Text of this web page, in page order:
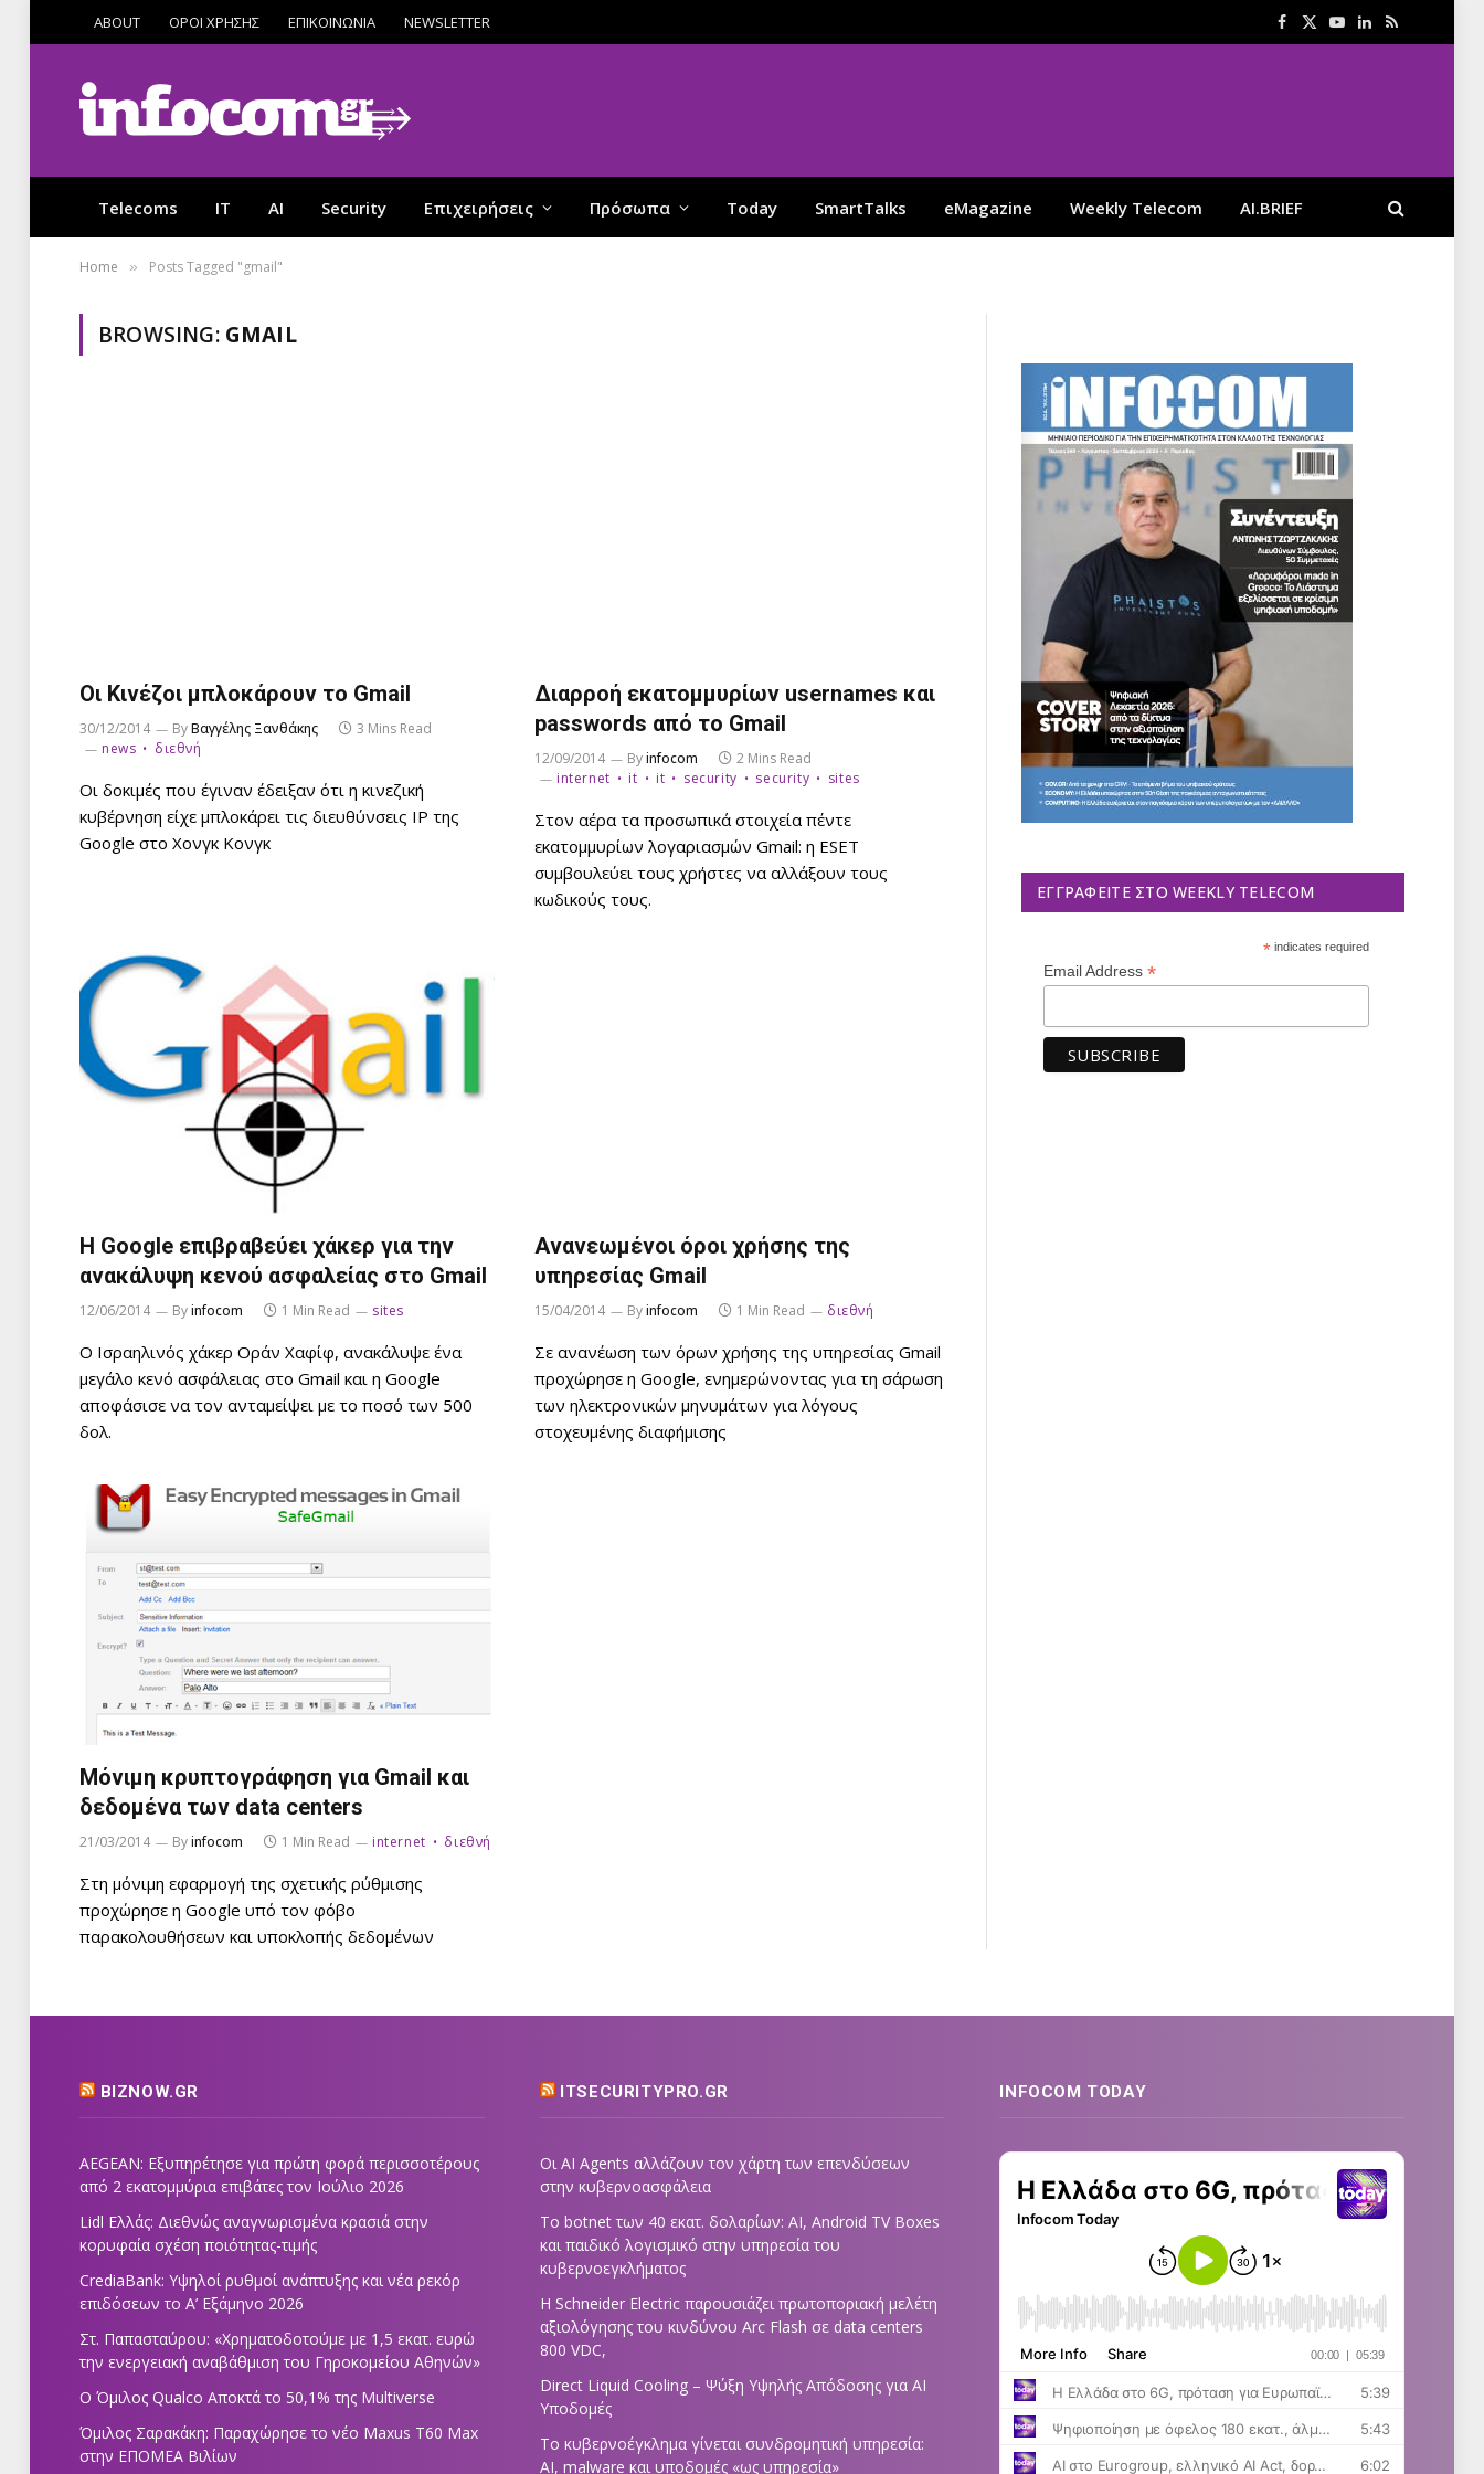
ABOUT ΟΡΟΙ ΧΡΗΣΗΣ ΕΠΙΚΟΙΝΩΝΙΑ NEWSLETTER Facebook
X
YouTube
LinkedIn
RSS
Telecoms IT AI Security Επιχειρήσεις Πρόσωπα Today SmartTalks eMagazine Weekly Telecom AI.BRIEF
Home » Posts Tagged "gmail"
BROWSING: GMAIL
Οι Κινέζoι μπλοκάρουν το Gmail
30/12/2014 ByΒαγγέλης Ξανθάκης
3 Mins Read
news
διεθνή
Oι δοκιμές που έγιναν έδειξαν ότι η κινεζική
κυβέρνηση είχε μπλοκάρει τις διευθύνσεις IP της
Google στο Χονγκ Κονγκ
Διαρροή εκατομμυρίων usernames και
passwords από το Gmail
12/09/2014 Byinfocom
2 Mins Read
internet
it it security security sites
Στον αέρα τα προσωπικά στοιχεία πέντε
εκατομμυρίων λογαριασμών Gmail: η ESET
συμβουλεύει τους χρήστες να αλλάξουν τους
κωδικούς τους.
Η Google επιβραβεύει χάκερ για την
ανακάλυψη κενού ασφαλείας στο Gmail
12/06/2014 Byinfocom 1 Min Read sites
Ο Ισραηλινός χάκερ Οράν Χαφίφ, ανακάλυψε ένα
μεγάλο κενό ασφάλειας στο Gmail και η Google
αποφάσισε να τον ανταμείψει με το ποσό των 500
δολ.
Ανανεωμένοι όροι χρήσης της
υπηρεσίας Gmail
15/04/2014 Byinfocom 1 Min Read διεθνή
Σε ανανέωση των όρων χρήσης της υπηρεσίας Gmail
προχώρησε η Google, ενημερώνοντας για τη σάρωση
των ηλεκτρονικών μηνυμάτων για λόγους
στοχευμένης διαφήμισης
Μόνιμη κρυπτογράφηση για Gmail και
δεδομένα των data centers
21/03/2014 Byinfocom 1 Min Read internet διεθνή
Στη μόνιμη εφαρμογή της σχετικής ρύθμισης
προχώρησε η Google υπό τον φόβο
παρακολουθήσεων και υποκλοπής δεδομένων
ΕΓΓΡΑΦΕΊΤΕ ΣΤΟ WEEKLY TELECOM
*indicates required
Email Address *
BIZNOW.GR
AEGEAN: Εξυπηρέτησε για πρώτη φορά περισσοτέρους
από 2 εκατομμύρια επιβάτες τον Ιούλιο 2026
Lidl Ελλάς: Διεθνώς αναγνωρισμένα κρασιά στην
κορυφαία σχέση ποιότητας-τιμής
CrediaBank: Υψηλοί ρυθμοί ανάπτυξης και νέα ρεκόρ
επιδόσεων το Α’ Εξάμηνο 2026
Στ. Παπασταύρου: «Χρηματοδοτούμε με 1,5 εκατ. ευρώ
την ενεργειακή αναβάθμιση του Γηροκομείου Αθηνών»
Ο Όμιλος Qualco Αποκτά το 50,1% της Multiverse
Όμιλος Σαρακάκη: Παραχώρησε το νέο Maxus T60 Max
στην ΕΠΟΜΕΑ Βιλίων
ITSECURITYPRO.GR
Οι AI Agents αλλάζουν τον χάρτη των επενδύσεων
στην κυβερνοασφάλεια
Το botnet των 40 εκατ. δολαρίων: AI, Android TV Boxes
και παιδικό λογισμικό στην υπηρεσία του
κυβερνοεγκλήματος
Η Schneider Electric παρουσιάζει πρωτοποριακή μελέτη
αξιολόγησης του κινδύνου Arc Flash σε data centers
800 VDC,
Direct Liquid Cooling – Ψύξη Υψηλής Απόδοσης για AI
Υποδομές
Το κυβερνοέγκλημα γίνεται συνδρομητική υπηρεσία:
AI, malware και υποδομές «ως υπηρεσία»
INFOCOM TODAY